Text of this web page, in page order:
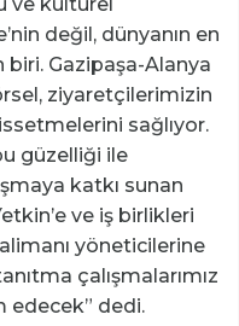
değil, dünyanın en
Gazipaşa-Alanya
ziyaretçilerimizin
sağlıyor.
güzelliği ile
katkı sunan
ve iş birlikleri
yöneticilerine
çalışmalarımız
edecek” dedi.